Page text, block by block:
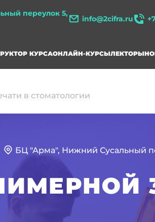
переулок 5,
info@2cifra.ru
КУРСАОНЛАЙН-КУРСЫЛЕКТОРЫ
в стоматологии
БЦ "Арма", Нижний Сусальный